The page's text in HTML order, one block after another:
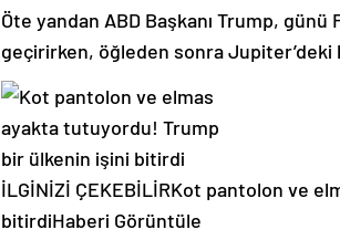
Öte yandan ABD Başkanı Trump,
geçirirken, öğleden sonra Jupiter’deki
İLGİNİZİ ÇEKEBİLİRKot pantolon ve
bitirdiHaberi Görüntüle